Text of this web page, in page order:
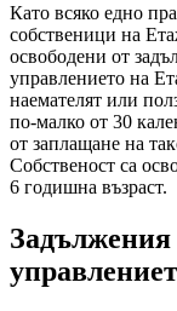
Като всяко едно
собственици на
освободени от
управлението на
наемателят или
по-малко от 30
от заплащане на
Собственост са
6 годишна възраст.
Задължения